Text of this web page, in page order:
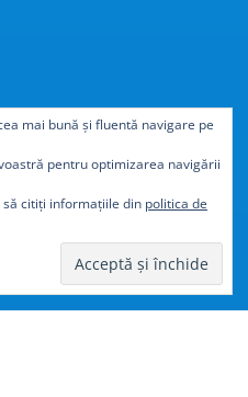
ușordecât
mai bună și fluentă navigare pe
pentru optimizarea navigării
citiți informațiile din politica de